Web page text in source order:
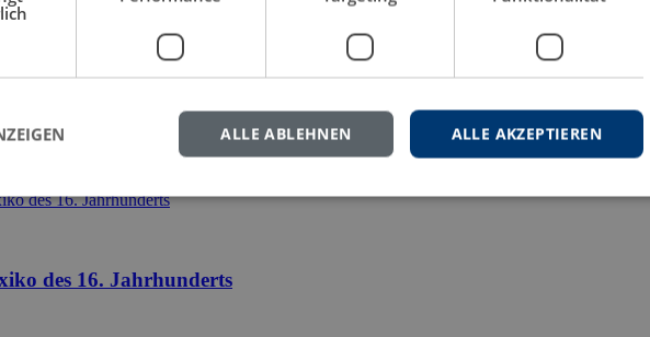
Aspekte des deutschen und spanischen Verfassungsbeschwerdeverfahren, d.h.
– hier dem Bundesverfassungsgericht und dem Tribunal Constitucional […]
Spanien DeutschlandRechtswissenschaftrecurso de amparoVerfassungsbeschwerde
des 16. Jahrhunderts
ALLE AKZEPTIEREN
ALLE ABLEHNEN